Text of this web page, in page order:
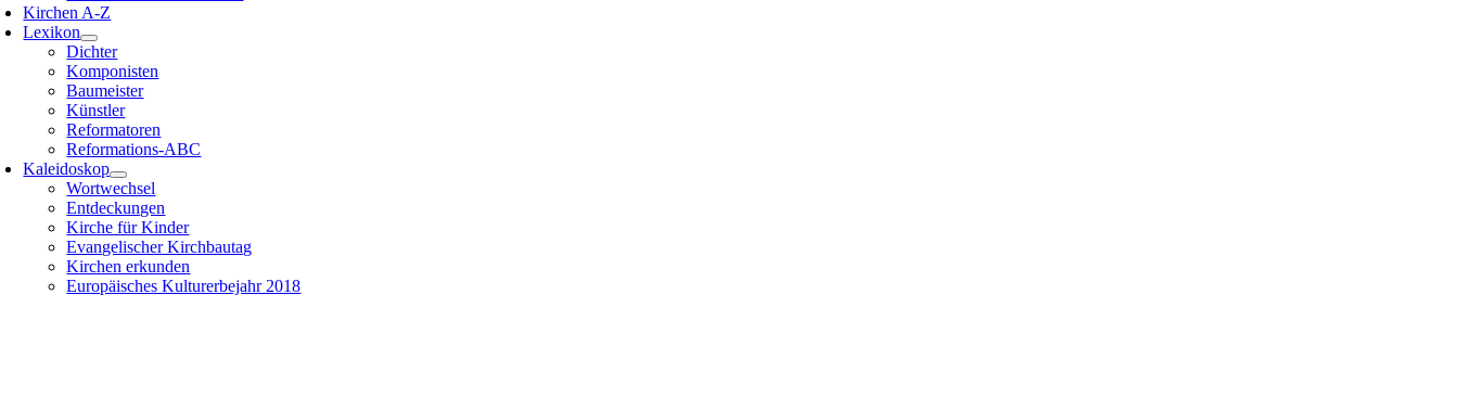
Kirchen A-Z
Lexikon
Dichter
Komponisten
Baumeister
Künstler
Reformatoren
Reformations-ABC
Kaleidoskop
Wortwechsel
Entdeckungen
Kirche für Kinder
Evangelischer Kirchbautag
Kirchen erkunden
Europäisches Kulturerbejahr 2018